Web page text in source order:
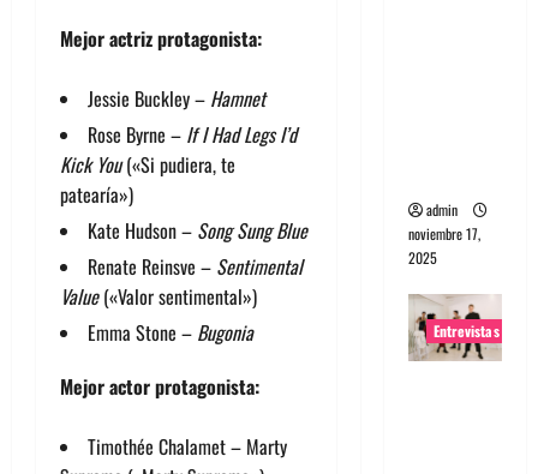
Mejor actriz protagonista:
Jessie Buckley – Hamnet
Rose Byrne – If I Had Legs I’d
Kick You(«Si pudiera, te
patearía»)
Kate Hudson – Song Sung Blue
Renate Reinsve – Sentimental
Value(«Valor sentimental»)
Emma Stone – Bugonia
Mejor actor protagonista:
Timothée Chalamet – Marty
admin
noviembre 17,
2025
Entrevistas